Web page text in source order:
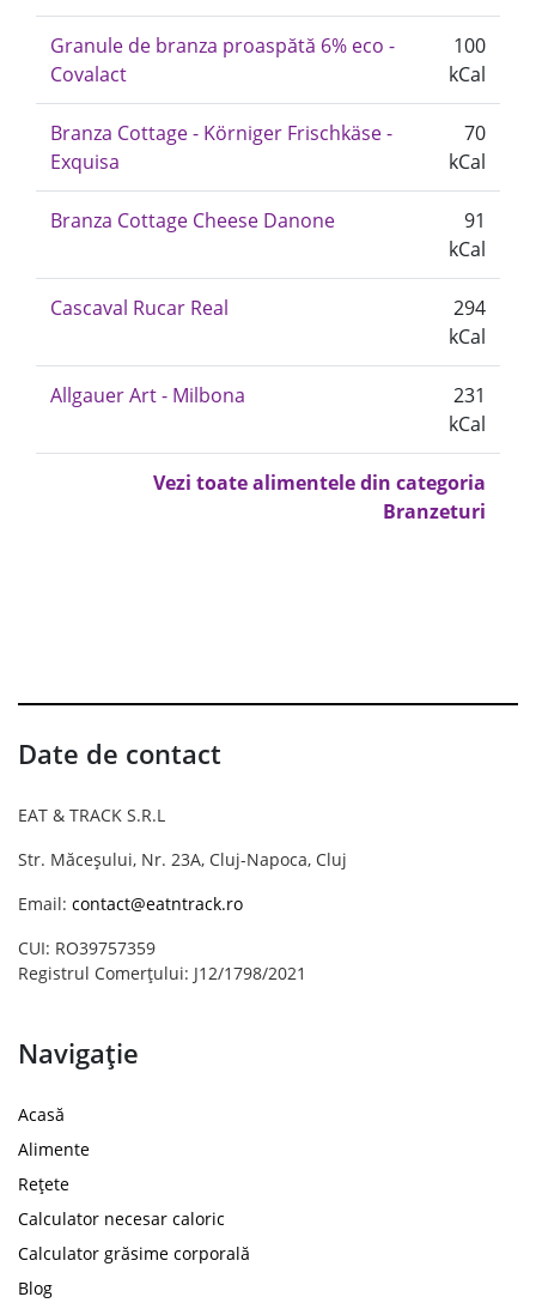
Granule de branza proaspătă 6% eco -
Covalact
100
kCal
Branza Cottage - Körniger Frischkäse -
Exquisa
70
kCal
Branza Cottage Cheese Danone
91
kCal
Cascaval Rucar Real
294
kCal
Allgauer Art - Milbona
231
kCal
Vezi toate alimentele din categoria
Branzeturi
Date de contact
EAT & TRACK S.R.L
Str. Măceșului, Nr. 23A, Cluj-Napoca, Cluj
Email: contact@eatntrack.ro
CUI: RO39757359
Registrul Comerțului: J12/1798/2021
Navigație
Acasă
Alimente
Rețete
Calculator necesar caloric
Calculator grăsime corporală
Blog